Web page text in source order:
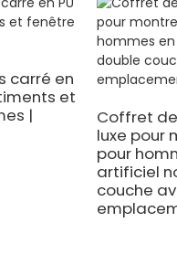
carré en
et
|
Coffret
luxe pour
pour
artificiel
couche